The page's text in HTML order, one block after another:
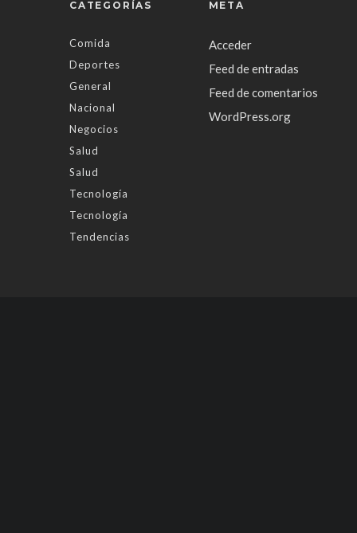
CATEGORÍAS
Comida
Deportes
General
Nacional
Negocios
Salud
Salud
Tecnología
Tecnología
Tendencias
META
Acceder
Feed de entradas
Feed de comentarios
WordPress.org